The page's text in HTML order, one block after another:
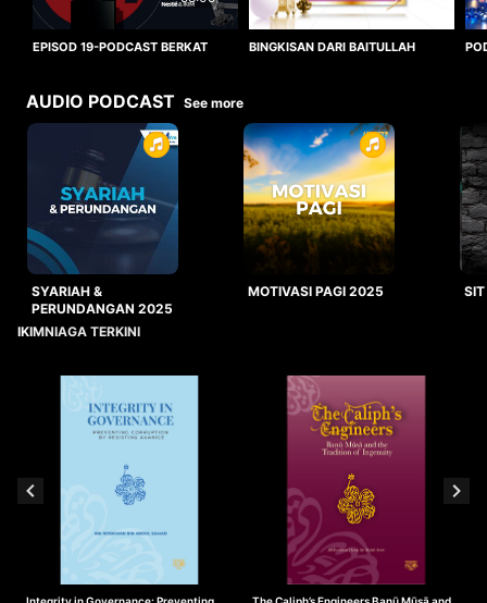
EPISOD 19-PODCAST BERKAT
BINGKISAN DARI BAITULLAH
AUDIO PODCAST See more
SYARIAH &
PERUNDANGAN 2025
MOTIVASI PAGI 2025
IKIMNIAGA TERKINI